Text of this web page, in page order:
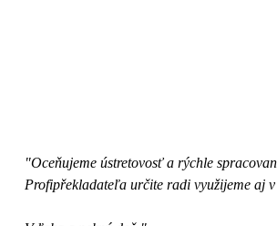
"Oceňujeme ústretovosť a rýchle
Profipřekladateľa určite radi využijeme aj